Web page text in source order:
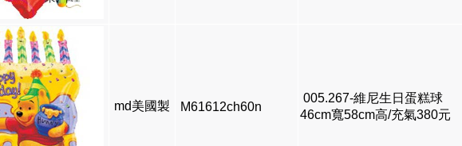
md美國製 M61612ch60n
005.267-維尼生日蛋糕球
46cm寬58cm高/充氣380元